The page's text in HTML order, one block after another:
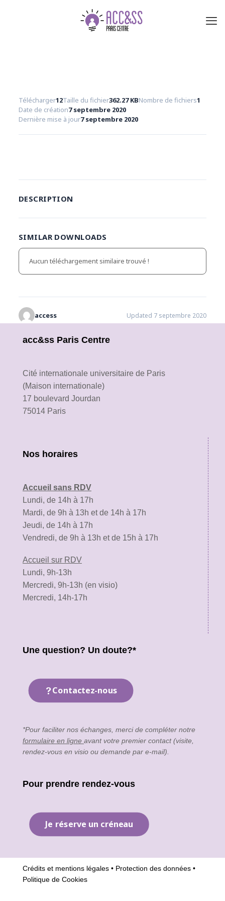
Télécharger12Taille du fichier362.27 KBNombre de fichiers1
Date de création7 septembre 2020
Dernière mise à jour7 septembre 2020
DESCRIPTION
SIMILAR DOWNLOADS
Aucun téléchargement similaire trouvé !
access Updated 7 septembre 2020
acc&ss Paris Centre
Cité internationale universitaire de Paris
(Maison internationale)
17 boulevard Jourdan
75014 Paris
Nos horaires
Accueil sans RDV
Lundi, de 14h à 17h
Mardi, de 9h à 13h et de 14h à 17h
Jeudi, de 14h à 17h
Vendredi, de 9h à 13h et de 15h à 17h
Accueil sur RDV
Lundi, 9h-13h
Mercredi, 9h-13h (en visio)
Mercredi, 14h-17h
Une question? Un doute?*
Contactez-nous
*Pour faciliter nos échanges, merci de compléter notre
formulaire en ligne avant votre premier contact (visite,
rendez-vous en visio ou demande par e-mail).
Pour prendre rendez-vous
Je réserve un créneau
Crédits et mentions légales • Protection des données •
Politique de Cookies